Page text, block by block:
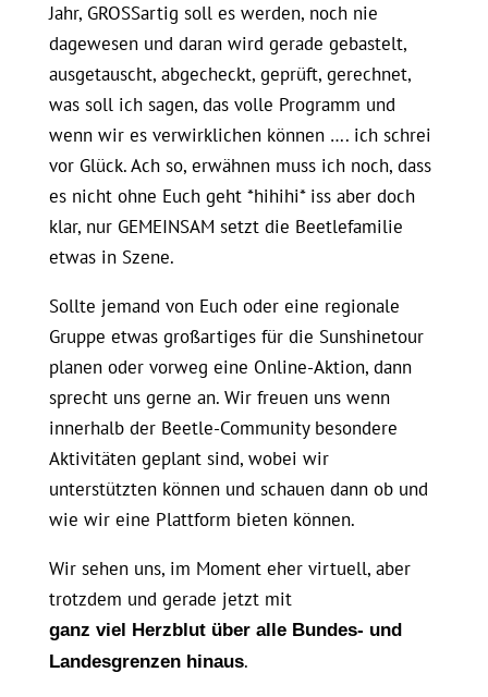
Jahr, GROSSartig soll es werden, noch nie
dagewesen und daran wird gerade gebastelt,
ausgetauscht, abgecheckt, geprüft, gerechnet,
was soll ich sagen, das volle Programm und
wenn wir es verwirklichen können …. ich schrei
vor Glück. Ach so, erwähnen muss ich noch, dass
es nicht ohne Euch geht *hihihi* iss aber doch
klar, nur GEMEINSAM setzt die Beetlefamilie
etwas in Szene.
Sollte jemand von Euch oder eine regionale
Gruppe etwas großartiges für die Sunshinetour
planen oder vorweg eine Online-Aktion, dann
sprecht uns gerne an. Wir freuen uns wenn
innerhalb der Beetle-Community besondere
Aktivitäten geplant sind, wobei wir
unterstützten können und schauen dann ob und
wie wir eine Plattform bieten können.
Wir sehen uns, im Moment eher virtuell, aber
trotzdem und gerade jetzt mit
ganz viel Herzblut über alle Bundes- und
Landesgrenzen hinaus.